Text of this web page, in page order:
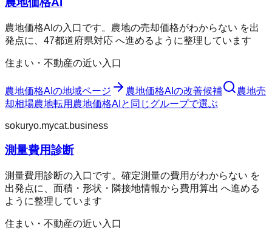
農地価格AIの入口です。農地の売却価格がわからない を出
発点に、47都道府県対応 へ進めるように整理しています
住まい・不動産の近い入口
農地価格AI の地域ページ 農地価格AI の改善候補
農地売
却相場農地転用 農地価格AI と同じグループで選ぶ
sokuryo.mycat.business
測量費用診断
測量費用診断の入口です。確定測量の費用がわからない を
出発点に、面積・形状・隣接地情報から費用算出 へ進める
ように整理しています
住まい・不動産の近い入口